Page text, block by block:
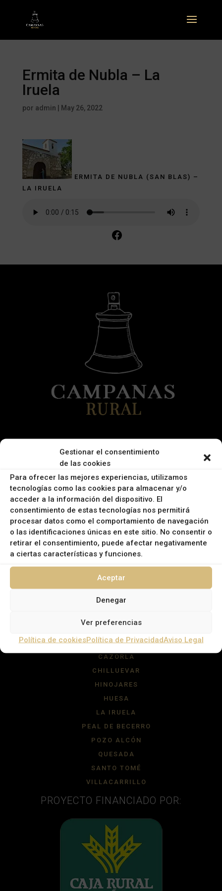
Gestionar el consentimiento
de las cookies
Para ofrecer las mejores experiencias, utilizamos
tecnologías como las cookies para almacenar y/o
acceder a la información del dispositivo. El
consentimiento de estas tecnologías nos permitirá
procesar datos como el comportamiento de navegación
o las identificaciones únicas en este sitio. No consentir o
retirar el consentimiento, puede afectar negativamente
a ciertas características y funciones.
Aceptar
Denegar
Ver preferencias
Política de cookiesPolítica de PrivacidadAviso Legal
Ermita de Nubla – La
Iruela
por admin May 26, 2022
ERMITA DE NUBLA (SAN BLAS) –
LA IRUELA
Comparte en Facebook
info@campanasrural.com
INFORMACIÓN LEGAL
Política de Privacidad
Política de Cookies
Aviso Legal
MUNICIPIOS
CAZORLA
CHILLUEVAR
HINOJARES
HUESA
LA IRUELA
PEAL DE BECERRO
POZO ALCÓN
QUESADA
SANTO TOMÉ
VILLACARRILLO
PROYECTO FINANCIADO POR: